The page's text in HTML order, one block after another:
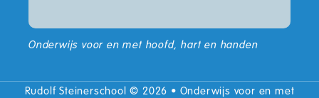
Onderwijs voor en met hoofd, hart en handen
Rudolf Steinerschool © 2026 • Onderwijs voor en met